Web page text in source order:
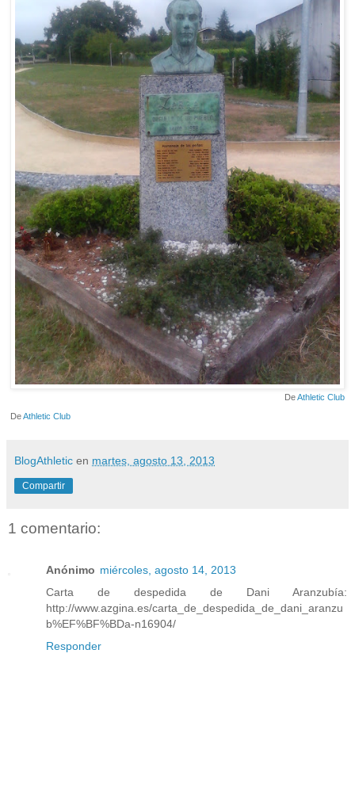
DeAthletic Club
DeAthletic Club
BlogAthletic en martes, agosto 13, 2013
Compartir
1 comentario:
Anónimo miércoles, agosto 14, 2013
Carta de despedida de Dani Aranzubía:
http://www.azgina.es/carta_de_despedida_de_dani_aranzu
b%EF%BF%BDa-n16904/
Responder